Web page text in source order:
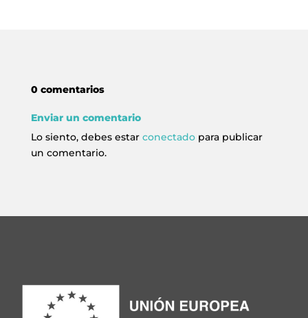
0 comentarios
Enviar un comentario
Lo siento, debes estar conectadopara publicar
un comentario.